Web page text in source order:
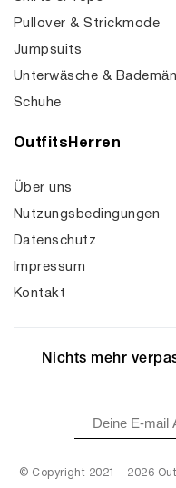
Pullover & Strickmode
Jumpsuits
Unterwäsche &
Schuhe
OutfitsHerren
Über uns
Nutzungsbedingungen
Datenschutz
Impressum
Kontakt
© Copyright 2021 - 2026
Nichts mehr